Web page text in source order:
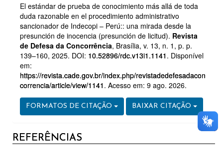
El estándar de prueba de conocimiento más allá de toda
duda razonable en el procedimiento administrativo
sancionador de Indecopi – Perú:: una mirada desde la
presunción de inocencia (presunción de licitud). Revista
de Defesa da Concorrência, Brasília, v. 13, n. 1, p. p.
139–160, 2025. DOI: 10.52896/rdc.v13i1.1141 . Disponível
em:
https://revista.cade.gov.br/index.php/revistadedefesadacon
correncia/article/view/1141 . Acesso em: 9 ago. 2026.
FORMATOS DE CITAÇÃO BAIXAR CITAÇÃO
REFERÊNCIAS